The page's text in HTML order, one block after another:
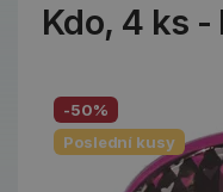
Kdo, 4 ks -
-50%
Poslední kusy